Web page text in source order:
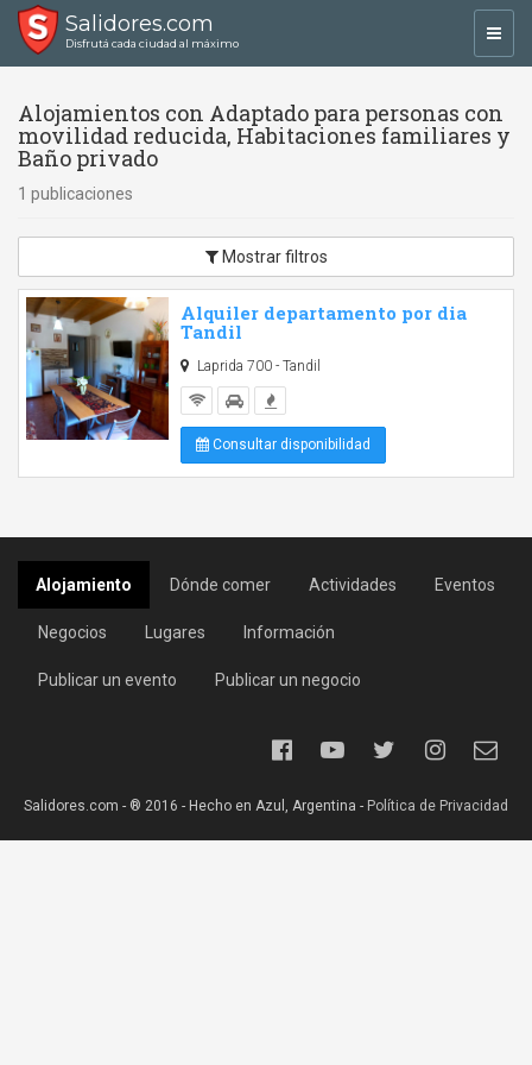
Salidores.com
Disfrutá cada ciudad al máximo
Alojamientos con Adaptado para personas con
movilidad reducida, Habitaciones familiares y
Baño privado
1 publicaciones
Mostrar filtros
Alquiler departamento por dia
Tandil
Laprida 700 - Tandil
Consultar disponibilidad
Alojamiento Dónde comer Actividades Eventos
Negocios Lugares Información
Publicar un evento Publicar un negocio
Salidores.com - ® 2016 - Hecho en Azul, Argentina - Política de Privacidad